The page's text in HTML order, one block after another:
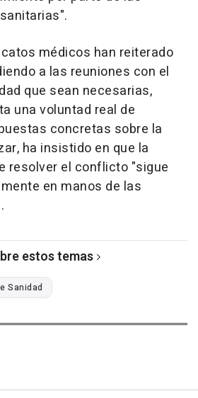
médicos han reiterado
a las reuniones con el
que sean necesarias,
una voluntad real de
concretas sobre la
ha insistido en que la
resolver el conflicto "sigue
en manos de las
estos temas
Sanidad